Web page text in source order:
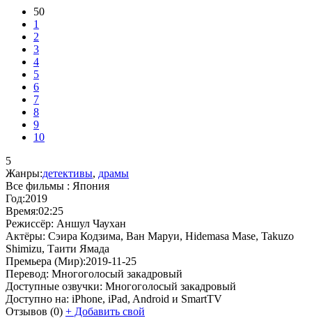
50
1
2
3
4
5
6
7
8
9
10
5
Жанры:детективы, драмы
Все фильмы : Япония
Год:2019
Время:02:25
Режиссёр: Аншул Чаухан
Актёры: Сэира Кодзима, Ван Маруи, Hidemasa Mase, Takuzo
Shimizu, Таити Ямада
Премьера (Мир):2019-11-25
Перевод: Многоголосый закадровый
Доступные озвучки: Многоголосый закадровый
Доступно на: iPhone, iPad, Android и SmartTV
Отзывов (0) + Добавить свой